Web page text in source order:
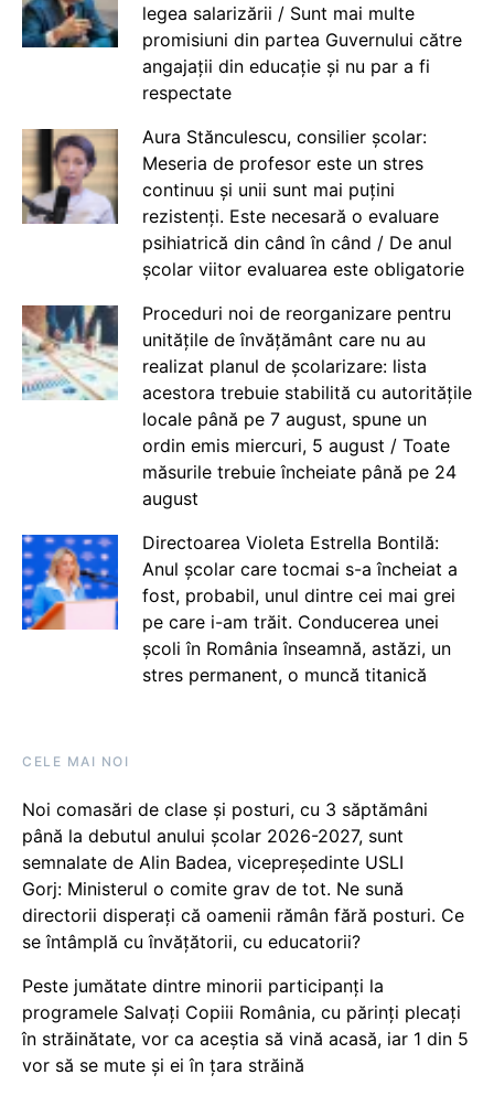
legea salarizării / Sunt mai multe
promisiuni din partea Guvernului către
angajații din educație și nu par a fi
respectate
Aura Stănculescu, consilier școlar:
Meseria de profesor este un stres
continuu și unii sunt mai puțini
rezistenți. Este necesară o evaluare
psihiatrică din când în când / De anul
școlar viitor evaluarea este obligatorie
Proceduri noi de reorganizare pentru
unitățile de învățământ care nu au
realizat planul de școlarizare: lista
acestora trebuie stabilită cu autoritățile
locale până pe 7 august, spune un
ordin emis miercuri, 5 august / Toate
măsurile trebuie încheiate până pe 24
august
Directoarea Violeta Estrella Bontilă:
Anul școlar care tocmai s-a încheiat a
fost, probabil, unul dintre cei mai grei
pe care i-am trăit. Conducerea unei
școli în România înseamnă, astăzi, un
stres permanent, o muncă titanică
CELE MAI NOI
Noi comasări de clase și posturi, cu 3 săptămâni
până la debutul anului școlar 2026-2027, sunt
semnalate de Alin Badea, vicepreședinte USLI
Gorj: Ministerul o comite grav de tot. Ne sună
directorii disperați că oamenii rămân fără posturi. Ce
se întâmplă cu învățătorii, cu educatorii?
Peste jumătate dintre minorii participanți la
programele Salvați Copiii România, cu părinți plecați
în străinătate, vor ca aceștia să vină acasă, iar 1 din 5
vor să se mute și ei în țara străină